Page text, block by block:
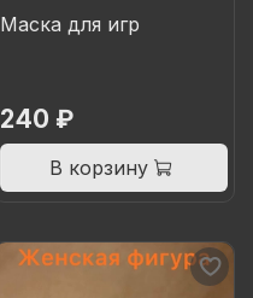
Маска для игр
240 ₽
В корзину